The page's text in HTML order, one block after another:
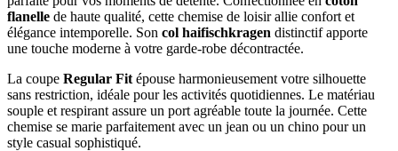
flanelle de haute qualité, cette chemise de loisir allie confort et
élégance intemporelle. Son col haifischkragen distinctif apporte
une touche moderne à votre garde-robe décontractée.
La coupe Regular Fit épouse harmonieusement votre silhouette
sans restriction, idéale pour les activités quotidiennes. Le matériau
souple et respirant assure un port agréable toute la journée. Cette
chemise se marie parfaitement avec un jean ou un chino pour un
style casual sophistiqué.